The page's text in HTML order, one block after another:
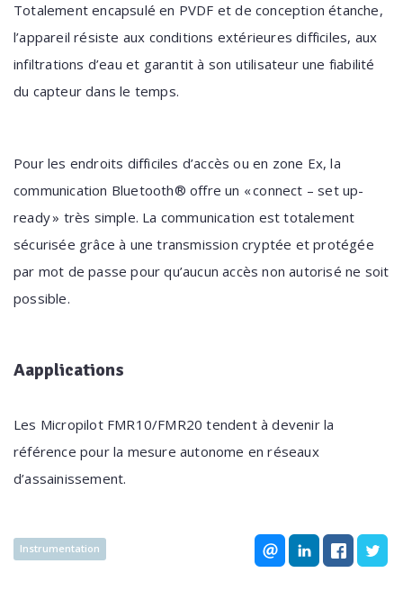
Totalement encapsulé en PVDF et de conception étanche,
l’appareil résiste aux conditions extérieures difficiles, aux
infiltrations d’eau et garantit à son utilisateur une fiabilité
du capteur dans le temps.
Pour les endroits difficiles d’accès ou en zone Ex, la
communication Bluetooth® offre un « connect – set up-
ready » très simple. La communication est totalement
sécurisée grâce à une transmission cryptée et protégée
par mot de passe pour qu’aucun accès non autorisé ne soit
possible.
Aapplications
Les Micropilot FMR10/FMR20 tendent à devenir la
référence pour la mesure autonome en réseaux
d’assainissement.
Instrumentation